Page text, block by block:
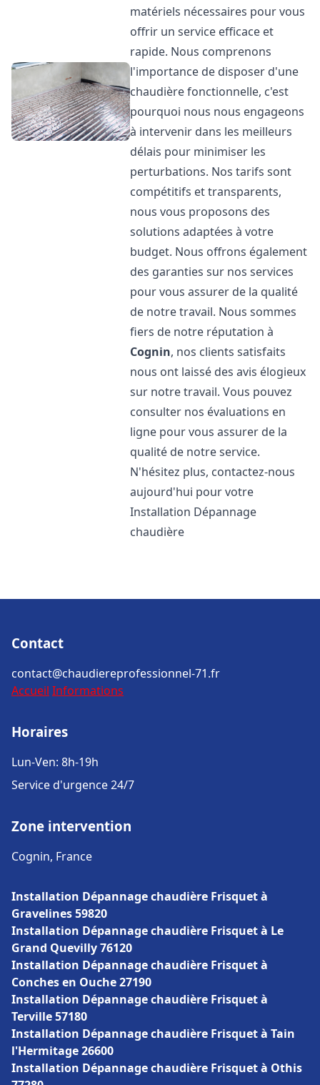
matériels nécessaires pour vous
offrir un service efficace et
rapide. Nous comprenons
l'importance de disposer d'une
chaudière fonctionnelle, c'est
pourquoi nous nous engageons
à intervenir dans les meilleurs
délais pour minimiser les
perturbations. Nos tarifs sont
compétitifs et transparents,
nous vous proposons des
solutions adaptées à votre
budget. Nous offrons également
des garanties sur nos services
pour vous assurer de la qualité
de notre travail. Nous sommes
fiers de notre réputation à
Cognin, nos clients satisfaits
nous ont laissé des avis élogieux
sur notre travail. Vous pouvez
consulter nos évaluations en
ligne pour vous assurer de la
qualité de notre service.
N'hésitez plus, contactez-nous
aujourd'hui pour votre
Installation Dépannage
chaudière
Contact
contact@chaudiereprofessionnel-71.fr
Accueil Informations
Horaires
Lun-Ven: 8h-19h
Service d'urgence 24/7
Zone intervention
Cognin, France
Installation Dépannage chaudière Frisquet à
Gravelines 59820
Installation Dépannage chaudière Frisquet à Le
Grand Quevilly 76120
Installation Dépannage chaudière Frisquet à
Conches en Ouche 27190
Installation Dépannage chaudière Frisquet à
Terville 57180
Installation Dépannage chaudière Frisquet à Tain
l'Hermitage 26600
Installation Dépannage chaudière Frisquet à Othis